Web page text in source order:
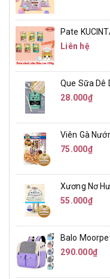
Pate
Liên hệ
Que Sữa Dê
28.000₫
Viên Gà
75.000₫
Xương Nơ
55.000₫
Balo
290.000₫